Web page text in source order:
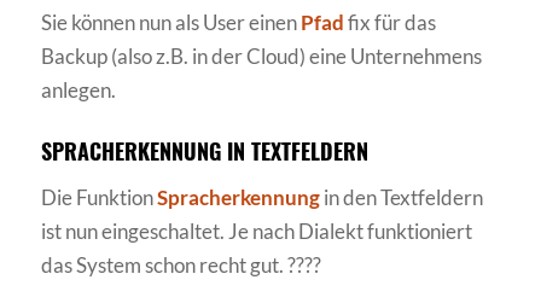
Sie können nun als User einenPfadfix für das
Backup (also z.B. in der Cloud) eine Unternehmens
anlegen.
SPRACHERKENNUNG IN TEXTFELDERN
Die FunktionSpracherkennungin den Textfeldern
ist nun eingeschaltet. Je nach Dialekt funktioniert
das System schon recht gut. ????